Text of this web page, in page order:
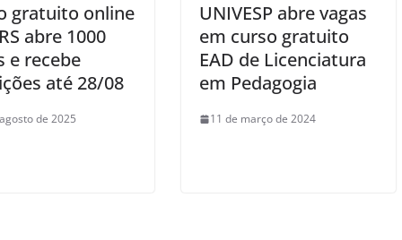
gratuito online
abre 1000
e recebe
até 28/08
de 2025
UNIVESP abre vagas
em curso gratuito
EAD de Licenciatura
em Pedagogia
11 de março de 2024